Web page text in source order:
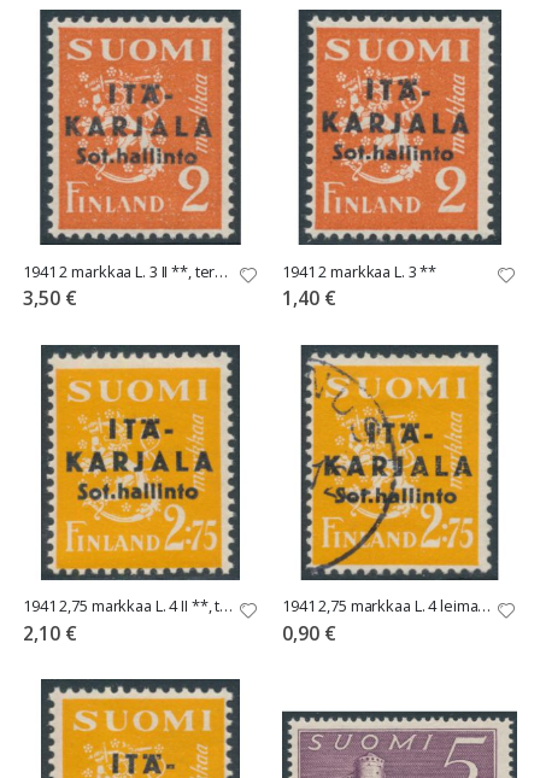
1941 2 markkaa L. 3 II **, terävä A
3,50 €
1941 2 markkaa L. 3 **
1,40 €
1941 2,75 markkaa L. 4 II **, terävä A
2,10 €
1941 2,75 markkaa L. 4 leimattu
0,90 €